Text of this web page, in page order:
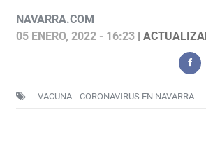
NAVARRA.COM
05 ENERO, 2022 - 16:23|
VACUNA CORONAVIRUS EN NAVARRA